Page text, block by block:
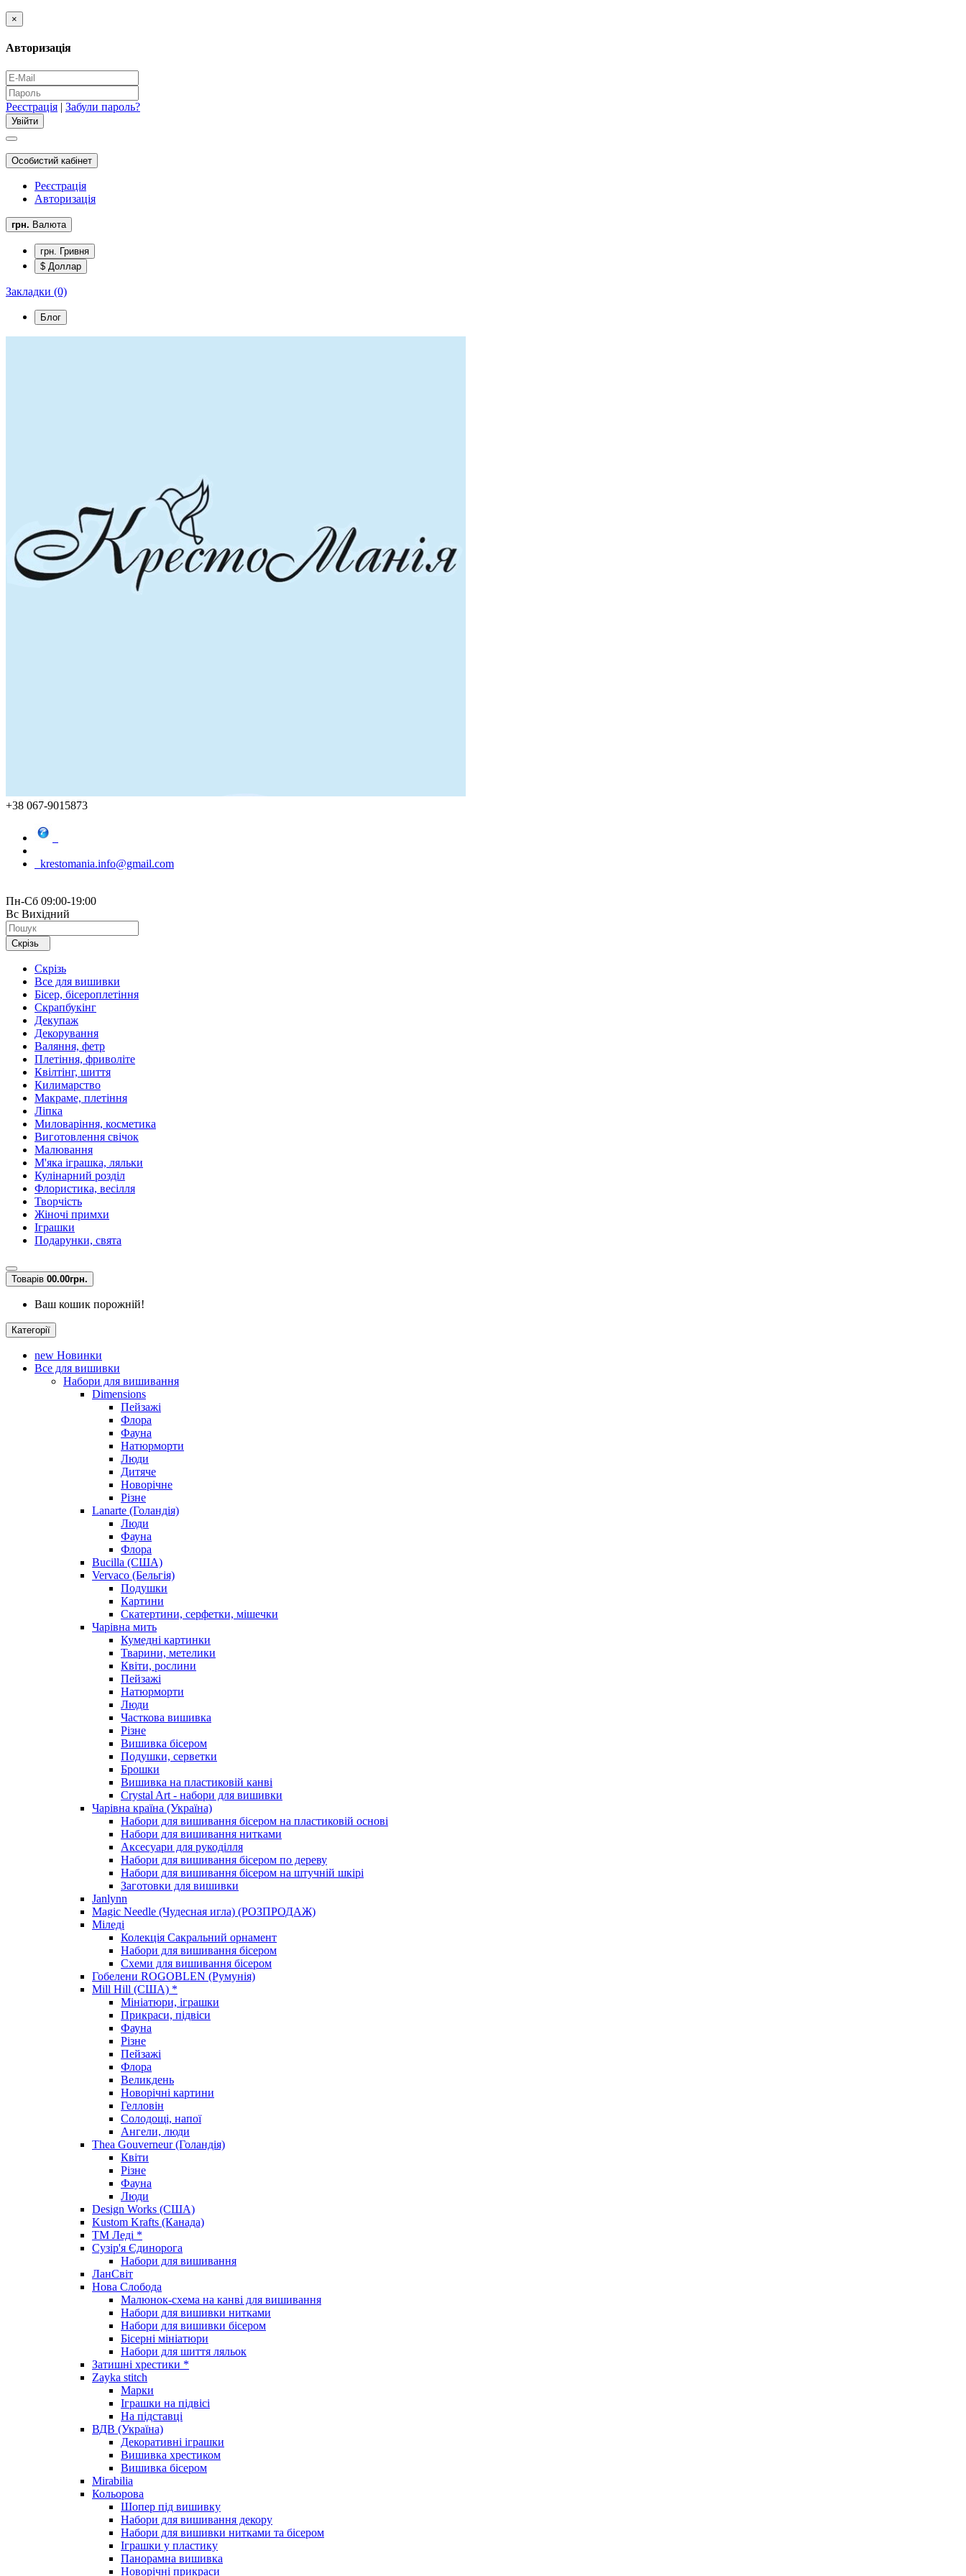
×
Авторизація
Реєстрація | Забули пароль?
Особистий кабінет
Реєстрація
Авторизація
грн. Валюта
грн. Гривня
$ Доллар
Закладки (0)
Блог
+38 067-9015873
krestomania.info@gmail.com
Пн-Сб 09:00-19:00
Вс Вихідний
Скрізь
Скрізь
Все для вишивки
Бісер, бісероплетіння
Скрапбукінг
Декупаж
Декорування
Валяння, фетр
Плетіння, фриволіте
Квілтінг, шиття
Килимарство
Макраме, плетіння
Ліпка
Миловаріння, косметика
Виготовлення свічок
Малювання
М'яка іграшка, ляльки
Кулінарний розділ
Флористика, весілля
Творчість
Жіночі примхи
Іграшки
Подарунки, свята
Товарів 00.00грн.
Ваш кошик порожній!
Категорії
new Новинки
Все для вишивки
Набори для вишивання
Dimensions
Пейзажі
Флора
Фауна
Натюрморти
Люди
Дитяче
Новорічне
Різне
Lanarte (Голандія)
Люди
Фауна
Флора
Bucilla (США)
Vervaco (Бельгія)
Подушки
Картини
Скатертини, серфетки, мішечки
Чарiвна мить
Кумедні картинки
Тварини, метелики
Квіти, рослини
Пейзажі
Натюрморти
Люди
Часткова вишивка
Різне
Вишивка бісером
Подушки, серветки
Брошки
Вишивка на пластиковій канві
Crystal Art - набори для вишивки
Чарівна країна (Україна)
Набори для вишивання бісером на пластиковій основі
Набори для вишивання нитками
Аксесуари для рукоділля
Набори для вишивання бісером по дереву
Набори для вишивання бісером на штучній шкірі
Заготовки для вишивки
Janlynn
Magic Needle (Чудесная игла) (РОЗПРОДАЖ)
Міледі
Колекція Сакральний орнамент
Набори для вишивання бісером
Схеми для вишивання бісером
Гобелени ROGOBLEN (Румунія)
Mill Hill (США) *
Мініатюри, іграшки
Прикраси, підвіси
Фауна
Різне
Пейзажі
Флора
Великдень
Новорічні картини
Гелловін
Солодощі, напої
Ангели, люди
Thea Gouverneur (Голандія)
Квіти
Різне
Фауна
Люди
Design Works (США)
Kustom Krafts (Канада)
ТМ Леді *
Сузір'я Єдинорога
Набори для вишивання
ЛанСвіт
Нова Слобода
Малюнок-схема на канві для вишивання
Набори для вишивки нитками
Набори для вишивки бісером
Бісерні мініатюри
Набори для шиття ляльок
Затишні хрестики *
Zayka stitch
Марки
Іграшки на підвісі
На підставці
ВДВ (Україна)
Декоративні іграшки
Вишивка хрестиком
Вишивка бісером
Mirabilia
Кольорова
Шопер під вишивку
Набори для вишивання декору
Набори для вишивки нитками та бісером
Іграшки у пластику
Панорамна вишивка
Новорічні прикраси